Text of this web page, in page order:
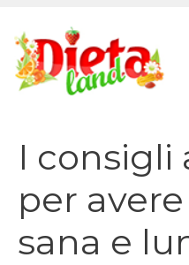
contenuto
I consigli
per
sana e